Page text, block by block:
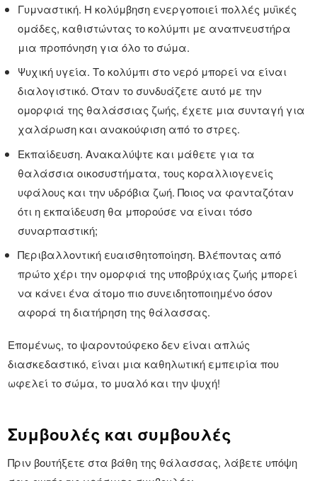
Γυμναστική. Η κολύμβηση ενεργοποιεί πολλές μυϊκές
ομάδες, καθιστώντας το κολύμπι με αναπνευστήρα
μια προπόνηση για όλο το σώμα.
Ψυχική υγεία. Το κολύμπι στο νερό μπορεί να είναι
διαλογιστικό. Όταν το συνδυάζετε αυτό με την
ομορφιά της θαλάσσιας ζωής, έχετε μια συνταγή για
χαλάρωση και ανακούφιση από το στρες.
Εκπαίδευση. Ανακαλύψτε και μάθετε για τα
θαλάσσια οικοσυστήματα, τους κοραλλιογενείς
υφάλους και την υδρόβια ζωή. Ποιος να φανταζόταν
ότι η εκπαίδευση θα μπορούσε να είναι τόσο
συναρπαστική;
Περιβαλλοντική ευαισθητοποίηση. Βλέποντας από
πρώτο χέρι την ομορφιά της υποβρύχιας ζωής μπορεί
να κάνει ένα άτομο πιο συνειδητοποιημένο όσον
αφορά τη διατήρηση της θάλασσας.
Επομένως, το ψαροντούφεκο δεν είναι απλώς
διασκεδαστικό, είναι μια καθηλωτική εμπειρία που
ωφελεί το σώμα, το μυαλό και την ψυχή!
Συμβουλές και συμβουλές
Πριν βουτήξετε στα βάθη της θάλασσας, λάβετε υπόψη